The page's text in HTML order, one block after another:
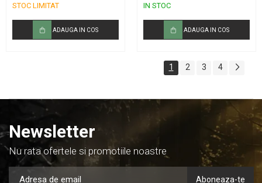
STOC LIMITAT
ADAUGA IN COS
IN STOC
ADAUGA IN COS
1 2 3 4
Newsletter
Nu rata ofertele si promotiile noastre